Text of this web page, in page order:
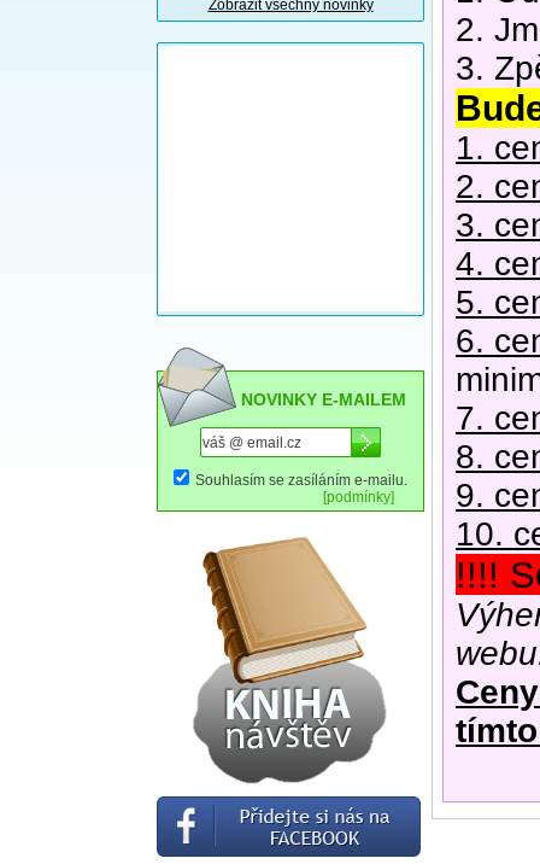
Zobrazit všechny novinky
NOVINKY E-MAILEM
Souhlasím se zasíláním e-mailu.
[podmínky]
2.
3.
1.
2.
3.
4.
5.
6.
7.
8.
9.
10.
!!!!